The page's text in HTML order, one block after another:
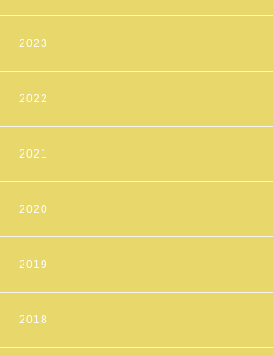
2023
2022
2021
2020
2019
2018